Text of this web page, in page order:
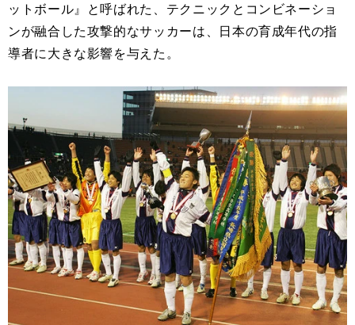
ットボール』と呼ばれた、テクニックとコンビネーショ
ンが融合した攻撃的なサッカーは、日本の育成年代の指
導者に大きな影響を与えた。